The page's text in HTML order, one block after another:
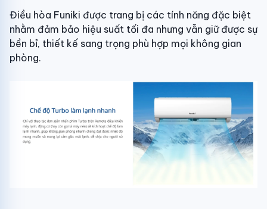
Điều hòa Funiki được trang bị các tính năng đặc biệt
nhằm đảm bảo hiệu suất tối đa nhưng vẫn giữ được sự
bền bỉ, thiết kế sang trọng phù hợp mọi không gian
phòng.